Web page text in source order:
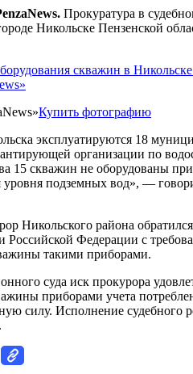
Прокуратура в
Никольске Пензенской
Купить фотографию
эксплуатируются 18
организации по
15 скважин не оборудованы
уровня подземных вод», —
Никольского района
Российской Федерации с
такими приборами.
суда иск прокурора
приборами учета
силу. Исполнение судебного